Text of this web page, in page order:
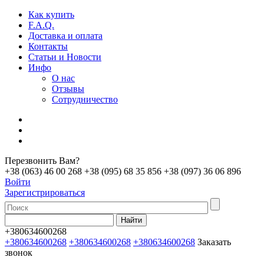
Как купить
F.A.Q.
Доставка и оплата
Контакты
Статьи и Новости
Инфо
О нас
Отзывы
Сотрудничество
Перезвонить Вам?
+38 (063) 46 00 268 +38 (095) 68 35 856 +38 (097) 36 06 896
Войти
Зарегистрироваться
+380634600268
+380634600268 +380634600268 +380634600268 Заказать
звонок